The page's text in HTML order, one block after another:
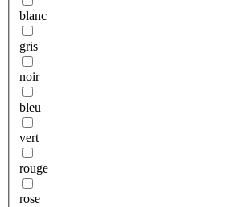
blanc
gris
noir
bleu
vert
rouge
rose